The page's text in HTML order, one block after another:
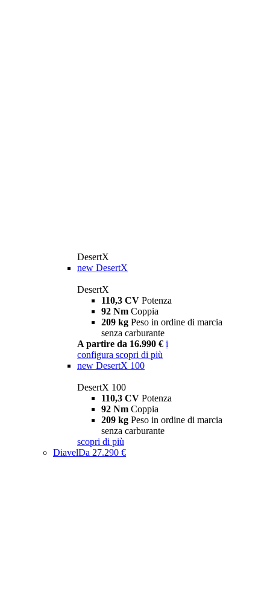
DesertX
new DesertX
DesertX
110,3 CV Potenza
92 Nm Coppia
209 kg Peso in ordine di marcia
senza carburante
A partire da 16.990 € i
configura scopri di più
new DesertX 100
DesertX 100
110,3 CV Potenza
92 Nm Coppia
209 kg Peso in ordine di marcia
senza carburante
scopri di più
DiavelDa 27.290 €